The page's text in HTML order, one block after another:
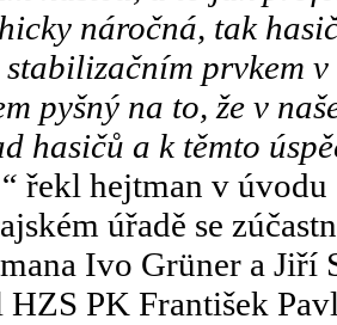
náročná, tak
stabilizačním prvkem
pyšný na to, že v
hasičů a k těmto
řekl hejtman v úvodu
úřadě se
Ivo Grüner a Jiří
HZS PK František